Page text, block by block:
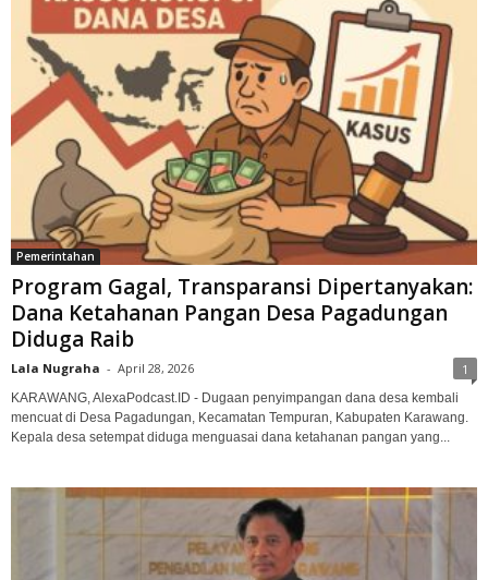
Pemerintahan
Program Gagal, Transparansi Dipertanyakan:
Dana Ketahanan Pangan Desa Pagadungan
Diduga Raib
Lala Nugraha - April 28, 2026 1
KARAWANG, AlexaPodcast.ID - Dugaan penyimpangan dana desa kembali
mencuat di Desa Pagadungan, Kecamatan Tempuran, Kabupaten Karawang.
‎Kepala desa setempat diduga menguasai dana ketahanan pangan yang...